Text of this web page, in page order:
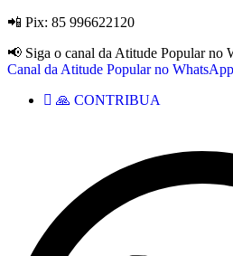
📲 Pix: 85 996622120
📢 Siga o canal da Atitude Popular no
Canal da Atitude Popular no WhatsApp
🙏 CONTRIBUA